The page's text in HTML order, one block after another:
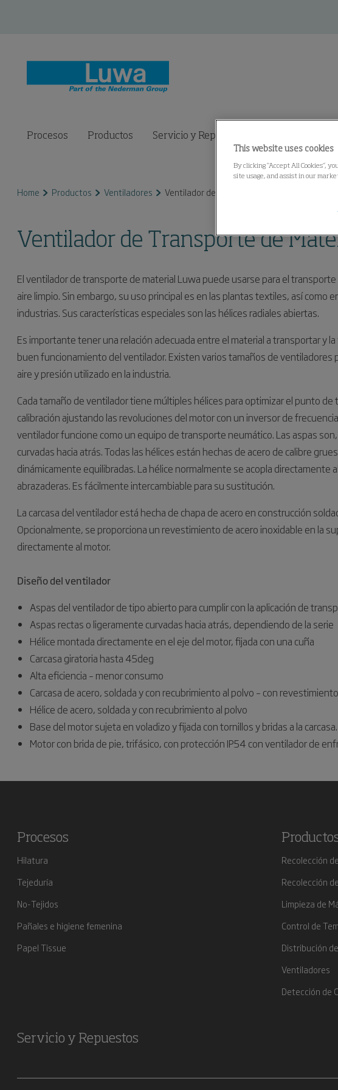
Procesos Productos Servicio y Repuestos
Home Productos Ventiladores Ventilador de Transporte de Material
Ventilador de Transporte de
El ventilador de transporte de material Luwa puede usarse para el
aire limpio. Sin embargo, su uso principal es en las plantas textiles, así como
industrias. Sus características especiales son las hélices radiales abiertas.
Es importante tener una relación adecuada entre el material a transportar y
buen funcionamiento del ventilador. Existen varios tamaños de ventiladores
aire y presión utilizado en la industria.
Cada tamaño de ventilador tiene múltiples hélices para optimizar el punto de
calibración ajustando las revoluciones del motor con un inversor de
ventilador funcione como un equipo de transporte neumático. Las aspas
curvadas hacia atrás. Todas las hélices están hechas de acero de calibre
dinámicamente equilibradas. La hélice normalmente se acopla directamente
abrazaderas. Es fácilmente intercambiable para su sustitución.
La carcasa del ventilador está hecha de chapa de acero en construcción
Opcionalmente, se proporciona un revestimiento de acero inoxidable en la
directamente al motor.
Diseño del ventilador
Aspas del ventilador de tipo abierto para cumplir con la aplicación de
Aspas rectas o ligeramente curvadas hacia atrás, dependiendo de la serie
Hélice montada directamente en el eje del motor, fijada con una cuña
Carcasa giratoria hasta 45deg
Alta eficiencia – menor consumo
Carcasa de acero, soldada y con recubrimiento al polvo – con
Hélice de acero, soldada y con recubrimiento al polvo
Base del motor sujeta en voladizo y fijada con tornillos y bridas a la carcasa.
Motor con brida de pie, trifásico, con protección IP54 con ventilador de
Procesos
Hilatura
Tejeduría
No-Tejidos
Pañales e higiene femenina
Papel Tissue
Recolección
Recolección
Limpieza de
Control de
Distribución
Ventiladores
Detección de
Servicio y Repuestos
This website uses cookies
By clicking “Accept All Cookies”,
site usage, and assist in our